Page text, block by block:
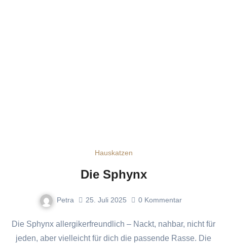
Hauskatzen
Die Sphynx
Petra 25. Juli 2025 0 Kommentar
Die Sphynx allergikerfreundlich – Nackt, nahbar, nicht für
jeden, aber vielleicht für dich die passende Rasse. Die